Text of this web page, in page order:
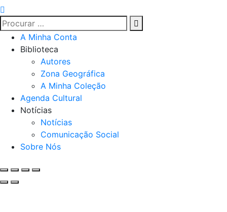
A Minha Conta
Biblioteca
Autores
Zona Geográfica
A Minha Coleção
Agenda Cultural
Notícias
Notícias
Comunicação Social
Sobre Nós